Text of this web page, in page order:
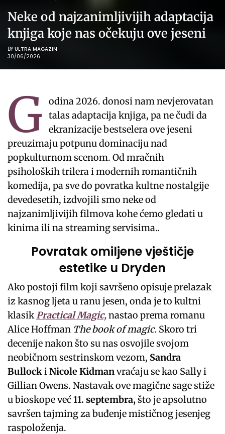
Neke od najzanimljivijih adaptacija
knjiga koje nas očekuju ove jeseni
BY ULTRA MAGAZIN
30/06/2026
G odina 2026. donosi nam nevjerovatan
talas adaptacija knjiga, pa ne čudi da
ekranizacije bestselera ove jeseni
preuzimaju potpunu dominaciju nad
popkulturnom scenom. Od mračnih
psiholoških trilera i modernih romantičnih
komedija, pa sve do povratka kultne nostalgije
devedesetih, izdvojili smo neke od
najzanimljivijih filmova kohe ćemo gledati u
kinima ili na streaming servisima..
Povratak omiljene vještičje
estetike u Dryden
Ako postoji film koji savršeno opisuje prelazak
iz kasnog ljeta u ranu jesen, onda je to kultni
klasikPractical Magic,nastao prema romanu
Alice Hoffman The book of magic. Skoro tri
decenije nakon što su nas osvojile svojom
neobičnom sestrinskom vezom, Sandra
BullockiNicole Kidmanvraćaju se kao Sally i
Gillian Owens. Nastavak ove magične sage stiže
u bioskope već11. septembra,što je apsolutno
savršen tajming za buđenje mističnog jesenjeg
raspoloženja.